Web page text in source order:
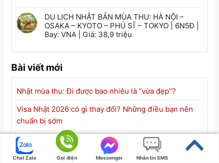
DU LỊCH NHẬT BẢN MÙA THU: HÀ NỘI –
OSAKA – KYOTO – PHÚ SĨ – TOKYO | 6N5Đ |
Bay: VNA | Giá: 38,9 triệu
Bài viết mới
Nhật mùa thu: Đi được bao nhiêu là “vừa đẹp”?
Visa Nhật 2026 có gì thay đổi? Những điều bạn nên
chuẩn bị sớm
Mùa thu Nhật Bản: Khi thiên nhiên trở thành
“background hoàn hảo”
Chat Zalo Gọi điện Messenger Nhắn tin SMS